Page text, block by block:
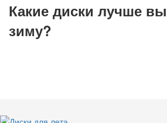
Какие диски лучше
зиму?